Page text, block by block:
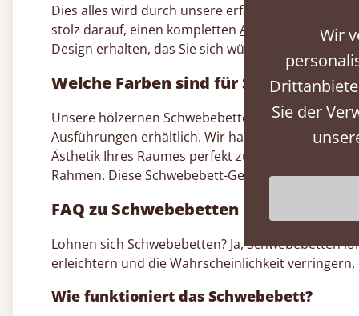
Dies alles wird durch unsere erfahrenen
stolz darauf, einen kompletten Anpassungsservice
Design erhalten, das Sie sich wünschen.
Welche Farben sind für
Unsere hölzernen Schwebebetten sind, wie alle
Ausführungen erhältlich. Wir haben eine große
Ästhetik Ihres Raumes perfekt zu ergänzen. Zu
Rahmen. Diese Schwebebett-Gestelle werden
FAQ zu Schwebebetten
Lohnen sich Schwebebetten? Ja, Schwebebetten
erleichtern und die Wahrscheinlichkeit
Wie funktioniert das Schwebebett?
Wir
Sie der